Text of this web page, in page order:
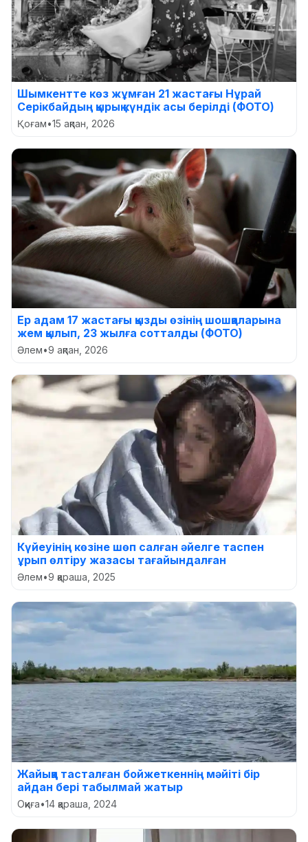
Шымкентте көз жұмған 21 жастағы Нұрай
Серікбайдың қырық күндік асы берілді (ФОТО)
Қоғам•15 ақпан, 2026
Ер адам 17 жастағы қызды өзінің шошқаларына
жем қылып, 23 жылға сотталды (ФОТО)
Әлем•9 ақпан, 2026
Күйеуінің көзіне шөп салған әйелге таспен
ұрып өлтіру жазасы тағайындалған
Әлем•9 қараша, 2025
Жайыққа тасталған бойжеткеннің мәйіті бір
айдан бері табылмай жатыр
Оқиға•14 қараша, 2024